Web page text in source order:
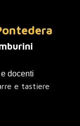
docenti
e tastiere